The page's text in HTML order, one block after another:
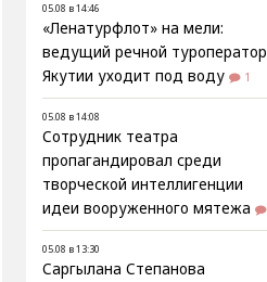
05.08 в 14:46
«Ленатурфлот» на мели:
ведущий речной туроператор
Якутии уходит под воду
1
05.08 в 14:08
Сотрудник театра
пропагандировал среди
творческой интеллигенции
идеи вооруженного мятежа
05.08 в 13:30
Саргылана Степанова